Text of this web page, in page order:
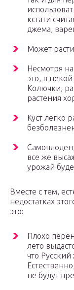
кстати
джема,
Может
Несмотря
это, в
Колючки,
растения
Куст легко
все же
урожай
Вместе с тем,
недостатках
это:
Плохо
лето
что
не будут